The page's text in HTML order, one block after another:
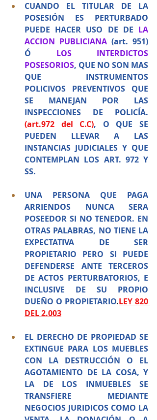
CUANDO EL TITULAR DE LA
POSESIÓN ES PERTURBADO
PUEDE HACER USO DE DE LA
ACCION PUBLICIANA (art. 951)
Ó LOS INTERDICTOS
POSESORIOS, QUE NO SON MAS
QUE INSTRUMENTOS
POLICIVOS PREVENTIVOS QUE
SE MANEJAN POR LAS
INSPECCIONES DE POLICÍA.
(art.972 del C.C),
O QUE SE
PUEDEN LLEVAR A LAS
INSTANCIAS JUDICIALES Y QUE
CONTEMPLAN LOS ART. 972 Y
SS.
UNA PERSONA QUE PAGA
ARRIENDOS NUNCA SERA
POSEEDOR SI NO TENEDOR. EN
OTRAS PALABRAS, NO TIENE LA
EXPECTATIVA DE SER
PROPIETARIO PERO SI PUEDE
DEFENDERSE ANTE TERCEROS
DE ACTOS PERTURBATORIOS, E
INCLUSIVE DE SU PROPIO
DUEÑO O PROPIETARIO.LEY 820
DEL 2.003
EL DERECHO DE PROPIEDAD SE
EXTINGUE PARA LOS MUEBLES
CON LA DESTRUCCIÓN O EL
AGOTAMIENTO DE LA COSA, Y
LA DE LOS INMUEBLES SE
TRANSFIERE MEDIANTE
NEGOCIOS JURIDICOS COMO LA